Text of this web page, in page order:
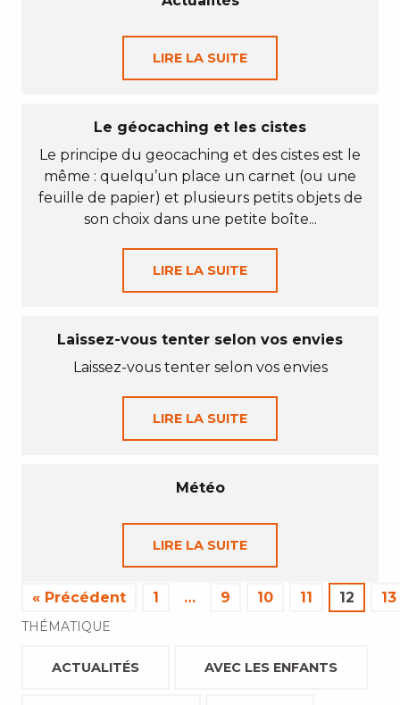
LIRE LA SUITE
Le géocaching et les cistes
Le principe du geocaching et des cistes est le
même : quelqu’un place un carnet (ou une
feuille de papier) et plusieurs petits objets de
son choix dans une petite boîte...
LIRE LA SUITE
Laissez-vous tenter selon vos envies
Laissez-vous tenter selon vos envies
LIRE LA SUITE
Météo
LIRE LA SUITE
« Précédent 1 … 9 10 11 12 13
THÉMATIQUE
ACTUALITÉS AVEC LES ENFANTS